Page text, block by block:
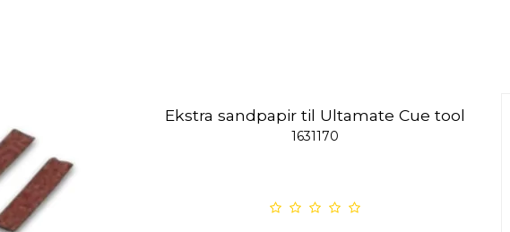
Ekstra sandpapir til Ultamate Cue tool
1631170